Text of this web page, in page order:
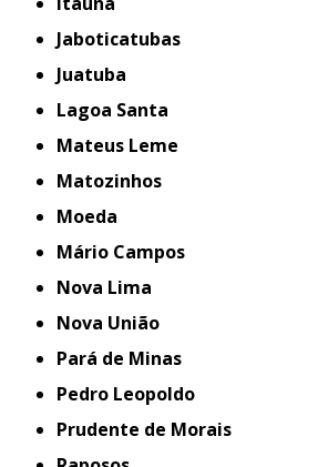
Jaboticatubas
Juatuba
Lagoa Santa
Mateus Leme
Matozinhos
Moeda
Mário Campos
Nova Lima
Nova União
Pará de Minas
Pedro Leopoldo
Prudente de Morais